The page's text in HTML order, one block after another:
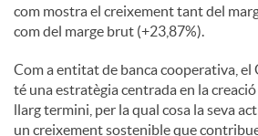
com mostra el creixement tant del
com del marge brut (+23,87%).
Com a entitat de banca cooperativa, el
té una estratègia centrada en la
llarg termini, per la qual cosa la seva
un creixement sostenible que